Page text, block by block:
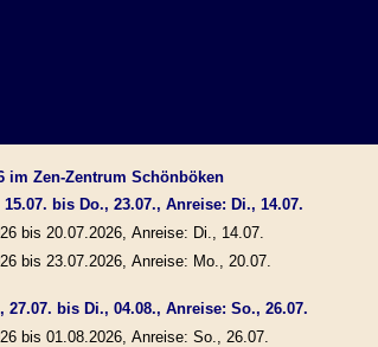
im Zen-Zentrum Schönböken
bis Do., 23.07., Anreise: Di., 14.07.
bis 20.07.2026, Anreise: Di., 14.07.
bis 23.07.2026, Anreise: Mo., 20.07.
27.07. bis Di., 04.08., Anreise: So., 26.07.
bis 01.08.2026, Anreise: So., 26.07.